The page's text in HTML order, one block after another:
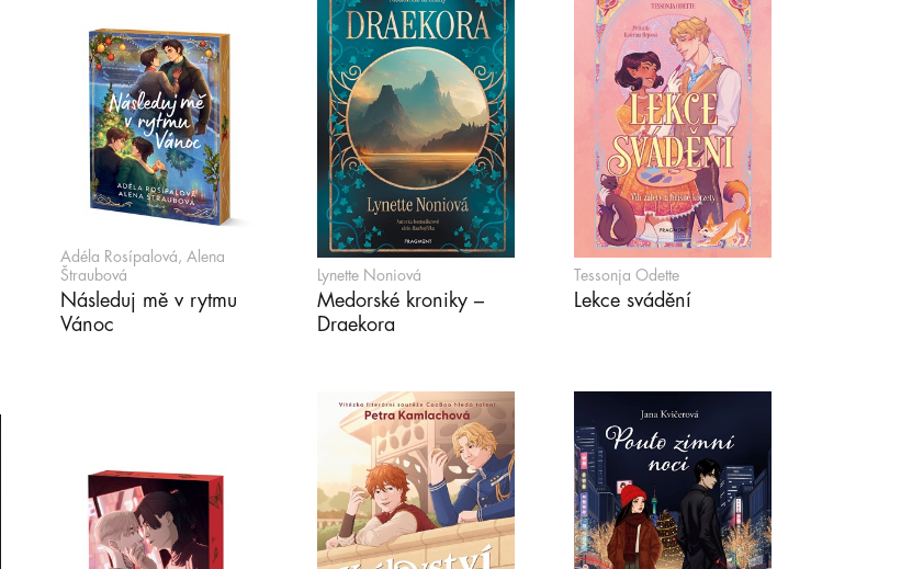
Adéla Rosípalová, Alena
Štraubová
Následuj mě v rytmu
Vánoc
Lynette Noniová
Medorské kroniky –
Draekora
Tessonja Odette
Lekce svádění